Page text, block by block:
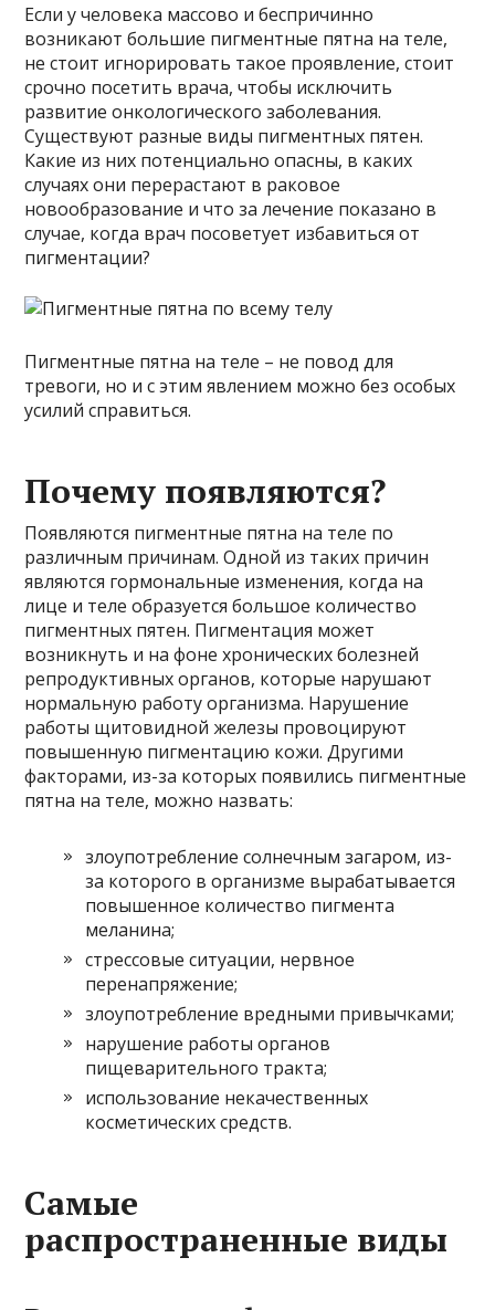
Если у человека массово и беспричинно
возникают большие пигментные пятна на теле,
не стоит игнорировать такое проявление, стоит
срочно посетить врача, чтобы исключить
развитие онкологического заболевания.
Существуют разные виды пигментных пятен.
Какие из них потенциально опасны, в каких
случаях они перерастают в раковое
новообразование и что за лечение показано в
случае, когда врач посоветует избавиться от
пигментации?
Пигментные пятна на теле – не повод для
тревоги, но и с этим явлением можно без особых
усилий справиться.
Почему появляются?
Появляются пигментные пятна на теле по
различным причинам. Одной из таких причин
являются гормональные изменения, когда на
лице и теле образуется большое количество
пигментных пятен. Пигментация может
возникнуть и на фоне хронических болезней
репродуктивных органов, которые нарушают
нормальную работу организма. Нарушение
работы щитовидной железы провоцируют
повышенную пигментацию кожи. Другими
факторами, из-за которых появились пигментные
пятна на теле, можно назвать:
злоупотребление солнечным загаром, из-
за которого в организме вырабатывается
повышенное количество пигмента
меланина;
стрессовые ситуации, нервное
перенапряжение;
злоупотребление вредными привычками;
нарушение работы органов
пищеварительного тракта;
использование некачественных
косметических средств.
Самые
распространенные виды